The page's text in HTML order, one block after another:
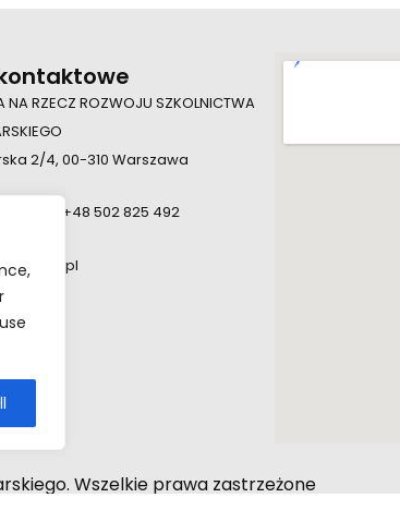
NA RZECZ ROZWOJU SZKOLNICTWA
2/4, 00-310 Warszawa
23 924, +48 502 825 492
Wszelkie prawa zastrzeżone